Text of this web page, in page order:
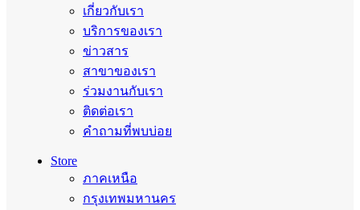
เกี่ยวกับเรา
บริการของเรา
ข่าวสาร
สาขาของเรา
ร่วมงานกับเรา
ติดต่อเรา
คำถามที่พบบ่อย
Store
ภาคเหนือ
กรุงเทพมหานคร